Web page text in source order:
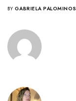
BY GABRIELA PALOMINOS